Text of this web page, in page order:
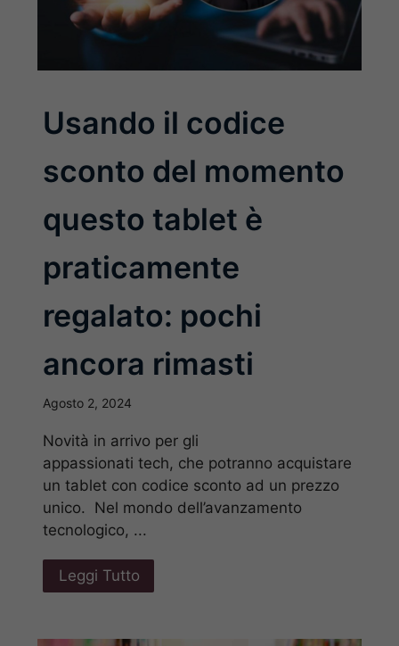
Usando il codice
sconto del momento
questo tablet è
praticamente
regalato: pochi
ancora rimasti
Agosto 2, 2024
Novità in arrivo per gli
appassionati tech, che potranno acquistare
un tablet con codice sconto ad un prezzo
unico. Nel mondo dell’avanzamento
tecnologico, ...
Leggi Tutto